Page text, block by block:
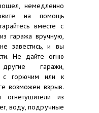
немедленно
на помощь
вместе с
гаража вручную,
завестись, и вы
Не дайте огню
гаражи,
с горючим или к
возможен взрыв.
огнетушители из
воду, подручные